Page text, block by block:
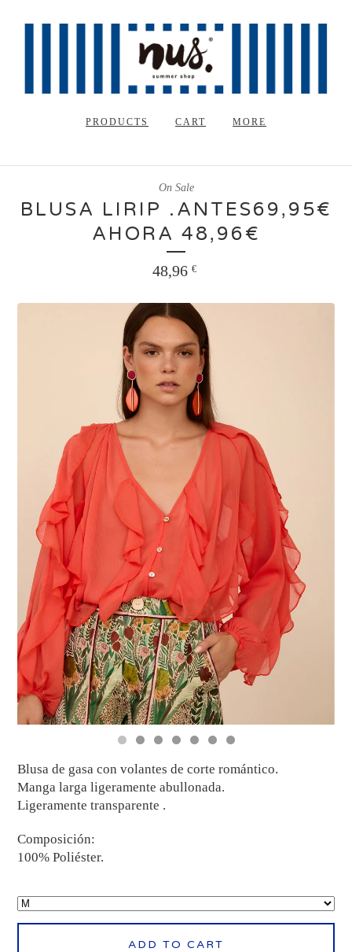
PRODUCTS CART MORE
BLUSA LIRIP .ANTES69,95€
AHORA 48,96€
48,96 €
On Sale
Blusa de gasa con volantes de corte romántico.
Manga larga ligeramente abullonada.
Ligeramente transparente .
Composición:
100% Poliéster.
ADD TO CART